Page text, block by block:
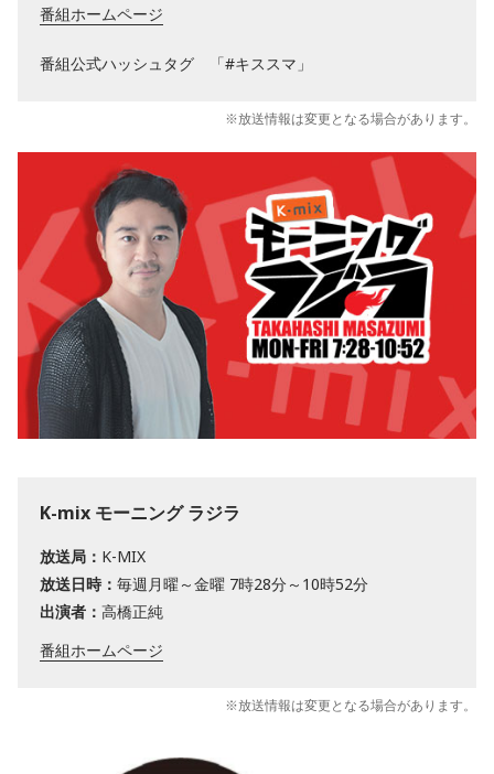
番組ホームページ
番組公式ハッシュタグ 「#キススマ」
※放送情報は変更となる場合があります。
K-mix モーニング ラジラ
放送局： K-MIX
放送日時： 毎週月曜～金曜 7時28分～10時52分
出演者： 高橋正純
番組ホームページ
※放送情報は変更となる場合があります。